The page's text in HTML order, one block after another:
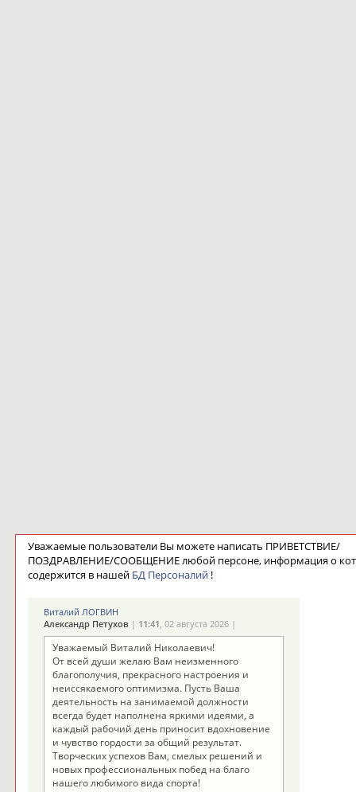
Уважаемые пользователи Вы можете написать ПРИВЕТСТВИЕ/
ПОЗДРАВЛЕНИЕ/СООБЩЕНИЕ любой персоне, информация о
содержится в нашей БД Персоналий!
Виталий ЛОГВИН
Александр Петухов| 11:41, 02 августа 2026 |
Уважаемый Виталий Николаевич!
От всей души желаю Вам неизменного
благополучия, прекрасного настроения и
неиссякаемого оптимизма. Пусть Ваша
деятельность на занимаемой должности
всегда будет наполнена яркими идеями, а
каждый рабочий день приносит вдохновение
и чувство гордости за общий результат.
Творческих успехов Вам, смелых решений и
новых профессиональных побед на благо
нашего любимого вида спорта!